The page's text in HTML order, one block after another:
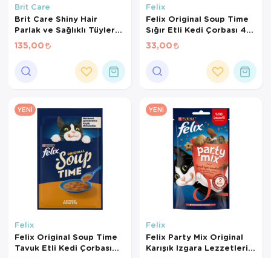
Brit Care
Brit Care Shiny Hair
Parlak ve Sağlıklı Tüyler
için Tahılsız Kedi Ödül
Maması 50gr
135,00
Felix
Felix Original Soup Time
Sığır Etli Kedi Çorbası 48
Gr
33,00
YENI
Felix
Felix Original Soup Time
Tavuk Etli Kedi Çorbası
YENI
Felix
Felix Party Mix Original
Karışık Izgara Lezzetleri